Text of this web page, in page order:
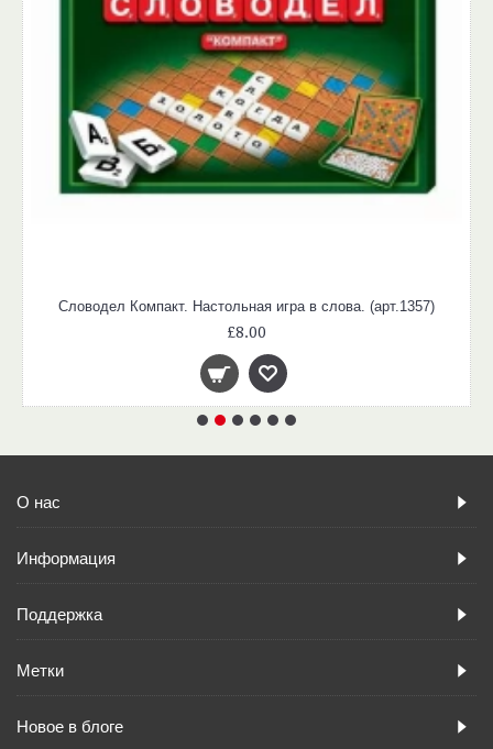
Словодел Компакт. Настольная игра в слова. (арт.1357)
£8.00
О нас
Информация
Поддержка
Метки
Новое в блоге